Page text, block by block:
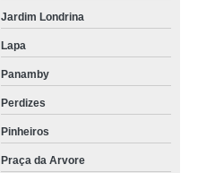
Jardim Londrina
Lapa
Panamby
Perdizes
Pinheiros
Praça da Arvore